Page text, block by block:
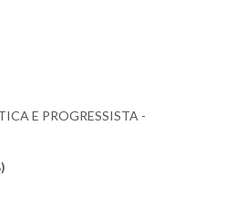
E PROGRESSISTA -